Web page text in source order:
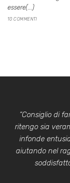
essere(...)
10 COMMENTI
“Consiglio di
ritengo sia
infonde
aiutando nel